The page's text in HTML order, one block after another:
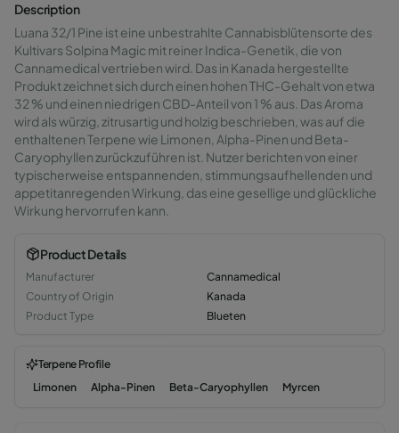
Description
Luana 32/1 Pine ist eine unbestrahlte Cannabisblütensorte des
Kultivars Solpina Magic mit reiner Indica-Genetik, die von
Cannamedical vertrieben wird. Das in Kanada hergestellte
Produkt zeichnet sich durch einen hohen THC-Gehalt von etwa
32 % und einen niedrigen CBD-Anteil von 1 % aus. Das Aroma
wird als würzig, zitrusartig und holzig beschrieben, was auf die
enthaltenen Terpene wie Limonen, Alpha-Pinen und Beta-
Caryophyllen zurückzuführen ist. Nutzer berichten von einer
typischerweise entspannenden, stimmungsaufhellenden und
appetitanregenden Wirkung, das eine gesellige und glückliche
Wirkung hervorrufen kann.
Product Details
Manufacturer
Cannamedical
Country of Origin
Kanada
Product Type
Blueten
Terpene Profile
Limonen
Alpha-Pinen Beta-Caryophyllen Myrcen